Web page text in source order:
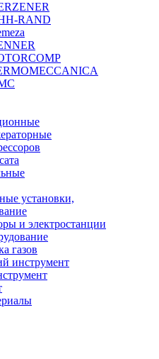
RAND
установки,
и электростанции
газов
инструмент